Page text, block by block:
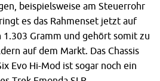
beispielsweise am Steuerrohr
es das Rahmenset jetzt auf
Gramm und gehört somit zu
auf dem Markt. Das Chassis
Evo Hi-Mod ist sogar noch ein